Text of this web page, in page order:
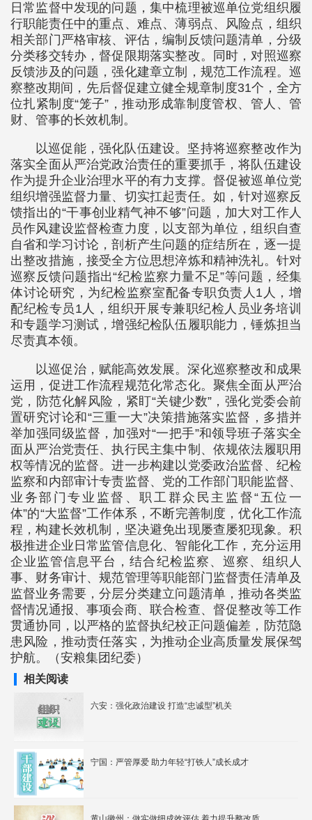
日常监督中发现的问题，集中梳理被巡单位党组织履
行职能责任中的重点、难点、薄弱点、风险点，组织
相关部门严格审核、评估，编制反馈问题清单，分级
分类移交转办，督促限期落实整改。同时，对照巡察
反馈涉及的问题，强化建章立制，规范工作流程。巡
察整改期间，先后督促建立健全规章制度31个，全方
位扎紧制度“笼子”，推动形成靠制度管权、管人、管
财、管事的长效机制。
以巡促能，强化队伍建设。坚持将巡察整改作为
落实全面从严治党政治责任的重要抓手，将队伍建设
作为提升企业治理水平的有力支撑。督促被巡单位党
组织增强监督力量、切实扛起责任。如，针对巡察反
馈指出的“干事创业精气神不够”问题，加大对工作人
员作风建设监督检查力度，以支部为单位，组织自查
自省和学习讨论，剖析产生问题的症结所在，逐一提
出整改措施，接受全方位思想淬炼和精神洗礼。针对
巡察反馈问题指出“纪检监察力量不足”等问题，经集
体讨论研究，为纪检监察室配备专职负责人1人，增
配纪检专员1人，组织开展专兼职纪检人员业务培训
和专题学习测试，增强纪检队伍履职能力，锤炼担当
尽责真本领。
以巡促治，赋能高效发展。深化巡察整改和成果
运用，促进工作流程规范化常态化。聚焦全面从严治
党，防范化解风险，紧盯“关键少数”，强化党委会前
置研究讨论和“三重一大”决策措施落实监督，多措并
举加强同级监督，加强对“一把手”和领导班子落实全
面从严治党责任、执行民主集中制、依规依法履职用
权等情况的监督。进一步构建以党委政治监督、纪检
监察和内部审计专责监督、党的工作部门职能监督、
业务部门专业监督、职工群众民主监督“五位一
体”的“大监督”工作体系，不断完善制度，优化工作流
程，构建长效机制，坚决避免出现屡查屡犯现象。积
极推进企业日常监管信息化、智能化工作，充分运用
企业监管信息平台，结合纪检监察、巡察、组织人
事、财务审计、规范管理等职能部门监督责任清单及
监督业务需要，分层分类建立问题清单，推动各类监
督情况通报、事项会商、联合检查、督促整改等工作
贯通协同，以严格的监督执纪校正问题偏差，防范隐
患风险，推动责任落实，为推动企业高质量发展保驾
护航。（安粮集团纪委）
相关阅读
六安：强化政治建设 打造“忠诚型”机关
宁国：严管厚爱 助力年轻“打铁人”成长成才